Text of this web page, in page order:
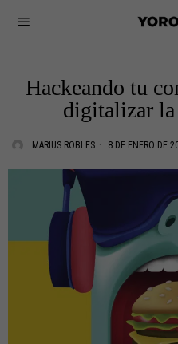
Hackeando tu
digitalizar
MARIUS ROBLES 8 DE ENERO DE